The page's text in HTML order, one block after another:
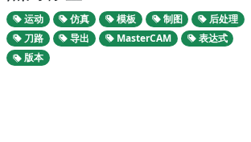
运动 仿真 模板 制图
后处理
刀路
导出 MasterCAM
表达式
版本